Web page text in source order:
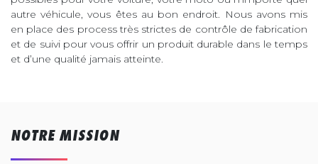
autre véhicule, vous êtes au bon endroit. Nous avons mis
en place des process très strictes de contrôle de fabrication
et de suivi pour vous offrir un produit durable dans le temps
et d’une qualité jamais atteinte.
NOTRE MISSION